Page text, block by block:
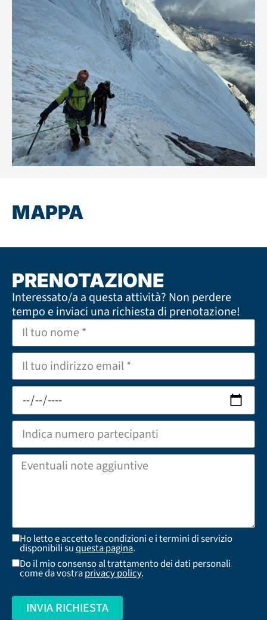
MAPPA
PRENOTAZIONE
Interessato/a a questa attività? Non perdere
tempo e inviaci una richiesta di prenotazione!
Ho letto e accetto le condizioni e i termini di servizio
disponibili suquesta pagina.
Do il mio consenso al trattamento dei dati personali
come da vostraprivacy policy.
INVIA RICHIESTA